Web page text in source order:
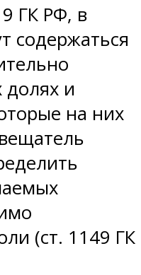
ГК РФ, в
содержаться
долях и
на них
(ст. 1149 ГК